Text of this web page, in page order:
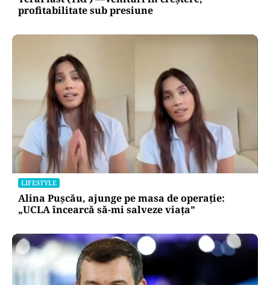
profitabilitate sub presiune
LIFESTYLE
Alina Pușcău, ajunge pe masa de operație:
„UCLA încearcă să-mi salveze viața”